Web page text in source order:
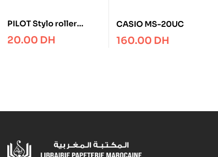
PILOT Stylo roller
pointe métal 0,5 mm
encre liquide Noire
20.00 DH
CASIO MS-20UC
160.00 DH